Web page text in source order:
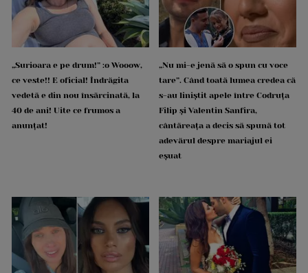
„Surioara e pe drum!” :o Wooow,
ce veste!! E oficial! Îndrăgita
vedetă e din nou însărcinată, la
40 de ani! Uite ce frumos a
anunțat!
„Nu mi-e jenă să o spun cu voce
tare”. Când toată lumea credea că
s-au liniștit apele între Codruța
Filip și Valentin Sanfira,
cântăreața a decis să spună tot
adevărul despre mariajul ei
eșuat